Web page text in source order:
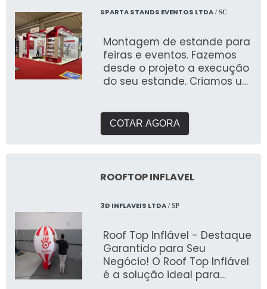
SPARTA STANDS EVENTOS LTDA/ SC
Montagem de estande para
feiras e eventos. Fazemos
desde o projeto a execução
do seu estande. Criamos um
necessidades e entregar o
que buscam expor em
para garantir a qualidade
COTAR AGORA
ROOFTOP INFLAVEL
3D INFLAVEIS LTDA/ SP
Roof Top Inflável - Destaque
Garantido para Seu
Negócio! O Roof Top Inflável
é a solução ideal para